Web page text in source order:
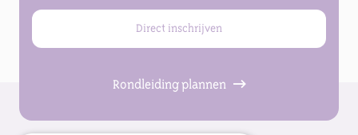
Direct inschrijven
Rondleiding plannen